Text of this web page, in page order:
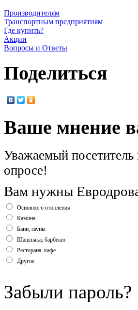
Производителям
Транспортным предприятиям
Где купить?
Акции
Вопросы и Ответы
Поделиться
Ваше мнение
Уважаемый посетитель
опросе!
Вам нужны
Основного отопления
Камина
Бани, сауны
Шашлыка, барбекю
Ресторана, кафе
Другое
Забыли пароль?